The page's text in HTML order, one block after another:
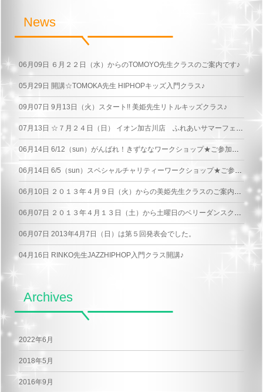
News
06月09日 ６月２２日（水）からのTOMOYO先生クラスのご案内です♪
05月29日 開講☆TOMOKA先生 HIPHOPキッズ入門クラス♪
09月07日 9月13日（火）スタート!! 美姫先生リトルキッズクラス♪
07月13日 ☆７月２４日（日） イオン加古川店 ふれあいサマーフェスティバル☆
06月14日 6/12（sun）がんばれ！きずななワークショップ★ご参加頂いた皆さまありがとうございました！
06月14日 6/5（sun）スペシャルチャリティーワークショップ★ご参加頂いた皆さまありがとうございました！
06月10日 ２０１３年４月９日（火）からの美姫先生クラスのご案内です♪
06月07日 ２０１３年４月１３日（土）から土曜日のベリーダンスクラスが変わりました♪
06月07日 2013年4月7日（日）は第５回発表会でした。
04月16日 RINKO先生JAZZHIPHOP入門クラス開講♪
Archives
2022年6月
2018年5月
2016年9月